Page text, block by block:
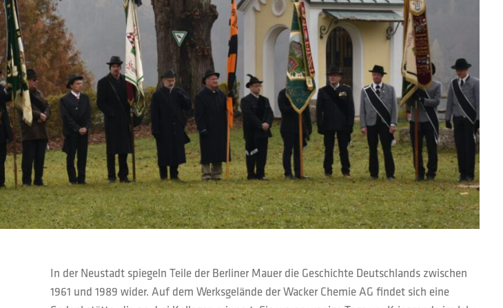
In der Neustadt spiegeln Teile der Berliner Mauer die Geschichte Deutschlands zwischen
1961 und 1989 wider. Auf dem Werksgelände der Wacker Chemie AG findet sich eine